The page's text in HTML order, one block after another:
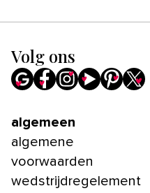
Volg ons
algemeen
algemene
voorwaarden
wedstrijdregelement